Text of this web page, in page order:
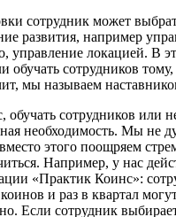
сотрудник может
развития, например
управление локацией. В
обучать сотрудников тому,
мы называем
обучать сотрудников или
необходимость. Мы не
этого поощряем
Например, у нас
«Практик Коинс»:
и раз в квартал
Если сотрудник